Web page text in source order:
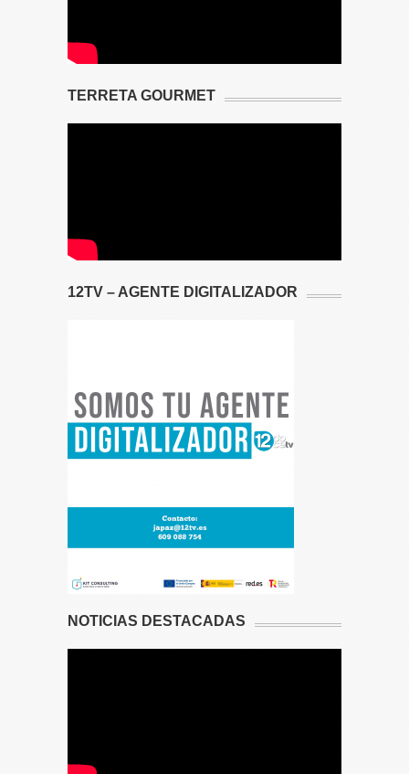
TERRETA GOURMET
12TV – AGENTE DIGITALIZADOR
NOTICIAS DESTACADAS